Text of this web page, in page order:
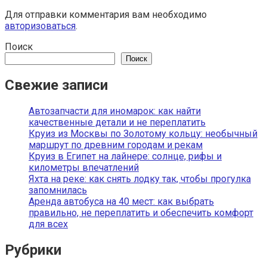
Для отправки комментария вам необходимо
авторизоваться.
Поиск
Поиск
Свежие записи
Автозапчасти для иномарок: как найти
качественные детали и не переплатить
Круиз из Москвы по Золотому кольцу: необычный
маршрут по древним городам и рекам
Круиз в Египет на лайнере: солнце, рифы и
километры впечатлений
Яхта на реке: как снять лодку так, чтобы прогулка
запомнилась
Аренда автобуса на 40 мест: как выбрать
правильно, не переплатить и обеспечить комфорт
для всех
Рубрики